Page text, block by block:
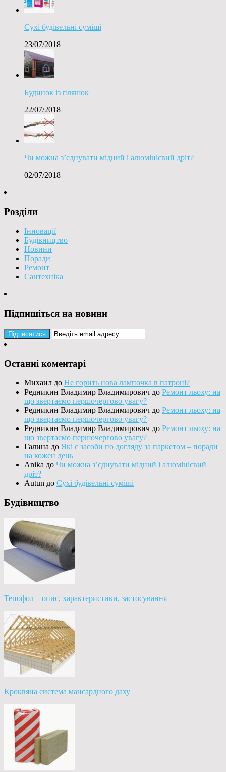
Сухі будівельні суміші
23/07/2018
Будинок із пляшок
22/07/2018
Чи можна з’єднувати мідний і алюмінієвий дріт?
02/07/2018
Розділи
Інновації
Будівництво
Новини
Поради
Ремонт
Сантехніка
Підпишіться на новини
Останні коментарі
Михаил до Не горить нова лампочка в патроні?
Редникин Владимир Владимирович до Ремонт льоху: на
що звертаємо першочергово увагу?
Редникин Владимир Владимирович до Ремонт льоху: на
що звертаємо першочергово увагу?
Редникин Владимир Владимирович до Ремонт льоху: на
що звертаємо першочергово увагу?
Галина до Які є засоби по догляду за паркетом – поради
на кожен день
Anika до Чи можна з’єднувати мідний і алюмінієвий
дріт?
Autun до Сухі будівельні суміші
Будівництво
Тепофол – опис, характеристики, застосування
Кроквяна система мансардного даху